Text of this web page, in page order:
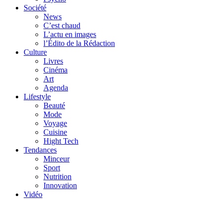
Société
News
C’est chaud
L’actu en images
l’Édito de la Rédaction
Culture
Livres
Cinéma
Art
Agenda
Lifestyle
Beauté
Mode
Voyage
Cuisine
Hight Tech
Tendances
Minceur
Sport
Nutrition
Innovation
Vidéo